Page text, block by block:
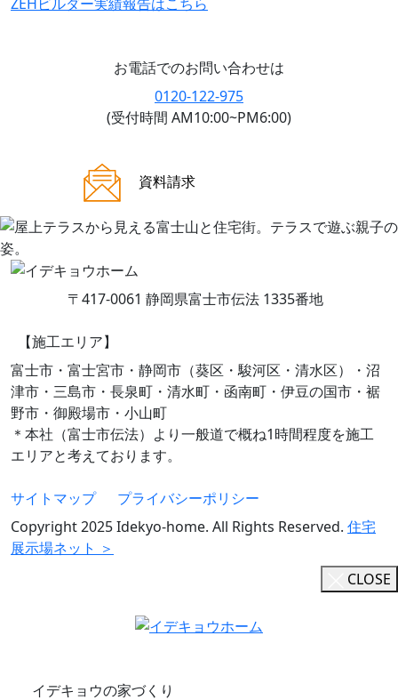
ZEHビルダー実績報告はこちら
お電話でのお問い合わせは
0120-122-975
(受付時間 AM10:00~PM6:00)
資料請求
〒417-0061 静岡県富士市伝法 1335番地
【施工エリア】
富士市・富士宮市・静岡市（葵区・駿河区・清水区）・沼
津市・三島市・長泉町・清水町・函南町・伊豆の国市・裾
野市・御殿場市・小山町
＊本社（富士市伝法）より一般道で概ね1時間程度を施工
エリアと考えております。
サイトマップ
プライバシーポリシー
Copyright 2025 Idekyo-home. All Rights Reserved. 住宅
展示場ネット ＞
CLOSE
イデキョウの家づくり